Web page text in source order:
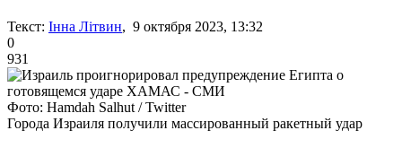
Текст: Інна Літвин, 9 октября 2023, 13:32
0
931
Фото: Hamdah Salhut / Twitter
Города Израиля получили массированный ракетный удар